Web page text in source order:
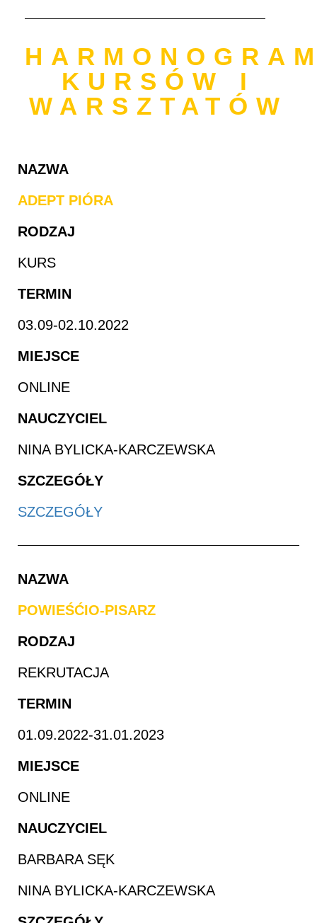
KURSÓW I
WARSZTATÓW
NAZWA
ADEPT PIÓRA
RODZAJ
KURS
TERMIN
03.09-02.10.2022
MIEJSCE
ONLINE
NAUCZYCIEL
NINA BYLICKA-KARCZEWSKA
SZCZEGÓŁY
SZCZEGÓŁY
NAZWA
POWIEŚĆIO-PISARZ
RODZAJ
REKRUTACJA
TERMIN
01.09.2022-31.01.2023
MIEJSCE
ONLINE
NAUCZYCIEL
BARBARA SĘK
NINA BYLICKA-KARCZEWSKA